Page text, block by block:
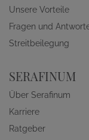
Unsere Vorteile
Fragen und
Streitbeilegung
SERAFINUM
Über Serafinum
Karriere
Ratgeber